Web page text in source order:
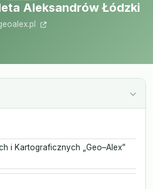
Aleksandrów Łódzki
i Kartograficznych „Geo–Alex”